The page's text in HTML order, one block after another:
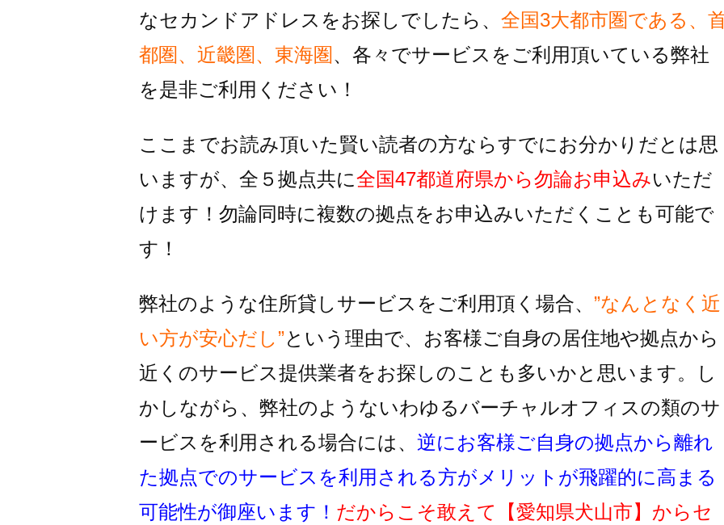
なセカンドアドレスをお探しでしたら、 全国3大都市圏である、
都圏、近畿圏、東海圏 、各々でサービスをご利用頂いている弊社
を是非ご利用ください！
ここまでお読み頂いた賢い読者の方ならすでにお分かりだとは思
いますが、全５拠点共に全国47都道府県から勿論お申込みいただ
けます！ 勿論同時に複数の拠点をお申込みいただくことも可能で
す！
弊社のような住所貸しサービスをご利用頂く場合、 ”なんとなく近
い方が安心だし”という理由で、お客様ご自身の居住地や拠点から
近くのサービス提供業者をお探しのことも多いかと思います。し
かしながら、 弊社のようないわゆるバーチャルオフィスの類のサ
ービスを利用される場合には、 逆にお客様ご自身の拠点から離れ
た拠点でのサービスを利用 される方がメリットが飛躍的に高まる
可能性が御座います！ だからこそ敢えて 【愛知県犬山市】 からセ